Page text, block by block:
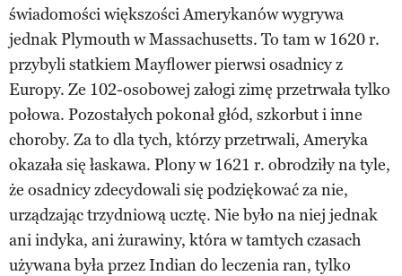
świadomości większości Amerykanów wygrywa
jednak Plymouth w Massachusetts. To tam w 1620 r.
przybyli statkiem Mayflower pierwsi osadnicy z
Europy. Ze 102-osobowej załogi zimę przetrwała tylko
połowa. Pozostałych pokonał głód, szkorbut i inne
choroby. Za to dla tych, którzy przetrwali, Ameryka
okazała się łaskawa. Plony w 1621 r. obrodziły na tyle,
że osadnicy zdecydowali się podziękować za nie,
urządzając trzydniową ucztę. Nie było na niej jednak
ani indyka, ani żurawiny, która w tamtych czasach
używana była przez Indian do leczenia ran, tylko